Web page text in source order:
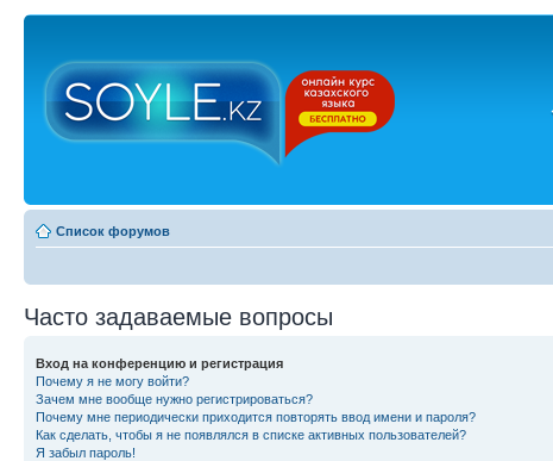
Список форумов
Часто задаваемые вопросы
Вход на конференцию и регистрация
Почему я не могу войти?
Зачем мне вообще нужно регистрироваться?
Почему мне периодически приходится повторять ввод имени и пароля?
Как сделать, чтобы я не появлялся в списке активных пользователей?
Я забыл пароль!